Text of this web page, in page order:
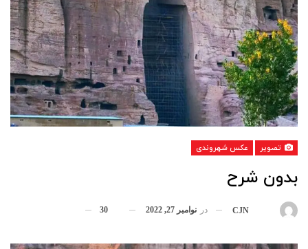
تصویر عکس شهروندی
بدون شرح
CJN در نوامبر 27, 2022 30